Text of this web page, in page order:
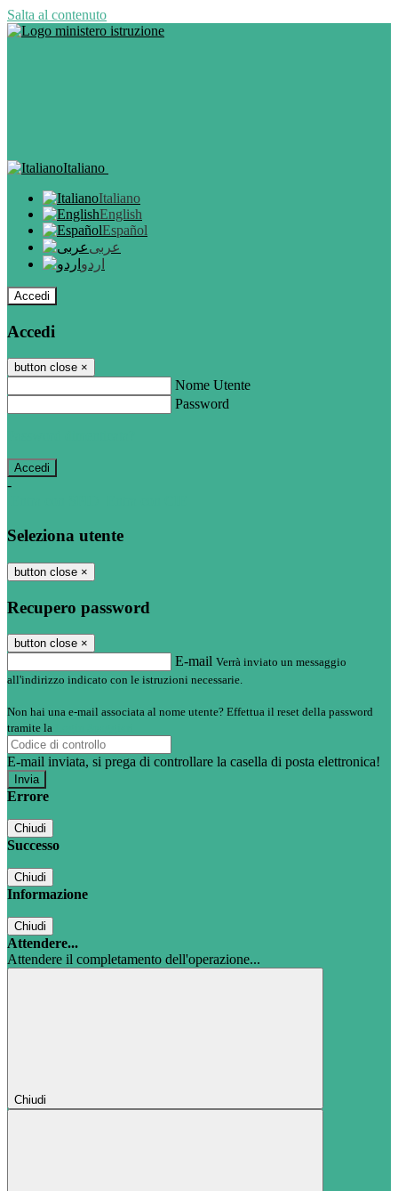
Salta al contenuto
Italiano
Italiano
English
Español
عربى
اردو
Accedi
Accedi
button close ×
Nome Utente
Password
-
Seleziona utente
button close ×
Recupero password
button close ×
E-mail Verrà inviato un messaggio
all'indirizzo indicato con le istruzioni necessarie.
Non hai una e-mail associata al nome utente? Effettua il reset della password
tramite la
E-mail inviata, si prega di controllare la casella di posta elettronica!
Errore
Chiudi
Successo
Chiudi
Informazione
Chiudi
Attendere...
Attendere il completamento dell'operazione...
Chiudi